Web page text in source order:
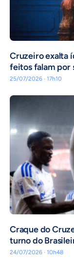
Cruzeiro exalta
feitos falam por
25/07/2026 · 17h10
Craque do
turno do
24/07/2026 · 10h48